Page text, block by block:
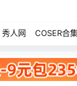
秀人网 COSER合